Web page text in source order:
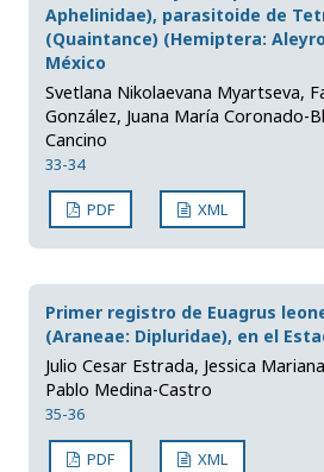
Aphelinidae), parasitoide de
(Quaintance) (Hemiptera:
México
Svetlana Nikolaevana Myartseva,
González, Juana María Coronado-
Cancino
33-34
PDF XML
Primer registro de Euagrus
(Araneae: Dipluridae), en el
Julio Cesar Estrada, Jessica
Pablo Medina-Castro
35-36
PDF XML